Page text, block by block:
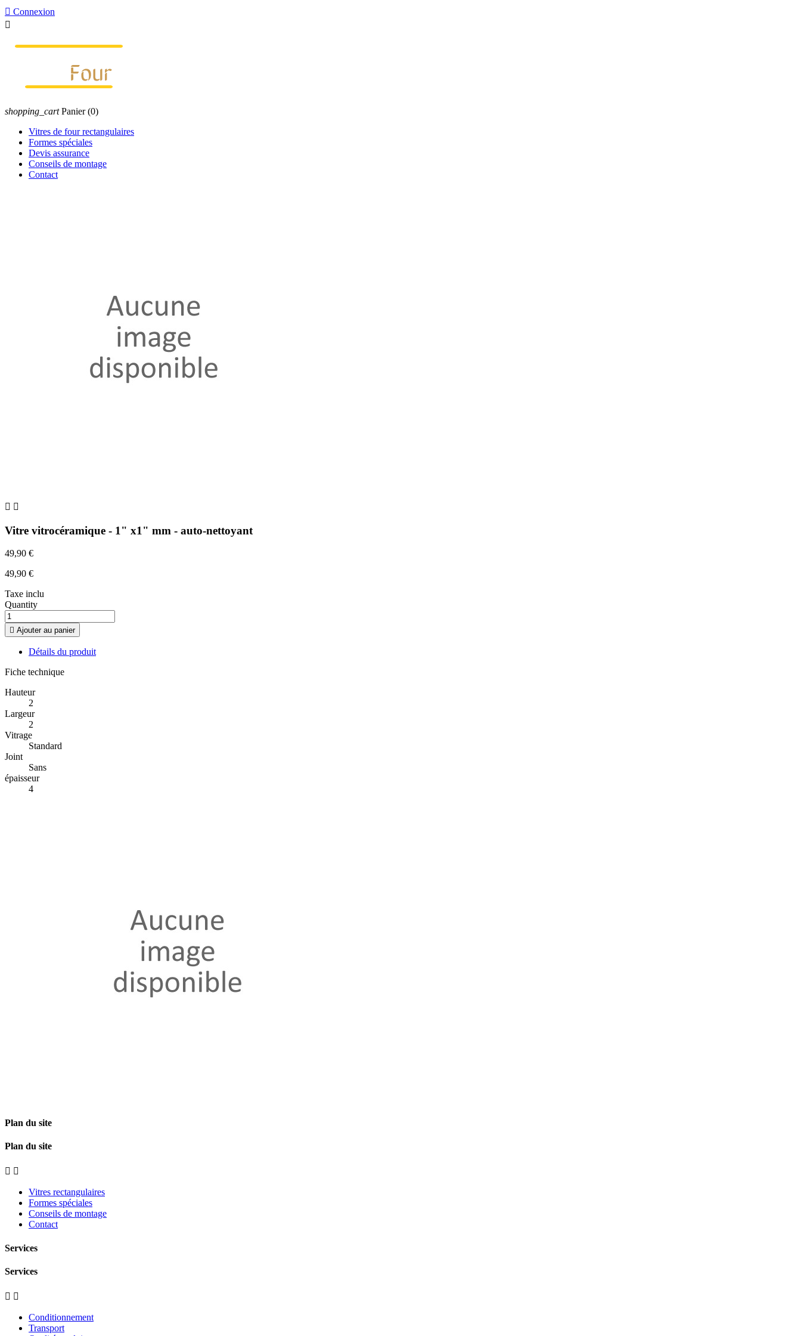
 Connexion

shopping_cart Panier (0)
Vitres de four rectangulaires
Formes spéciales
Devis assurance
Conseils de montage
Contact
 
Vitre vitrocéramique - 1" x1" mm - auto-nettoyant
49,90 €
49,90 €
Taxe inclu
Quantity
 Ajouter au panier
Détails du produit
Fiche technique
Hauteur
2
Largeur
2
Vitrage
Standard
Joint
Sans
épaisseur
4
Plan du site
Plan du site
 
Vitres rectangulaires
Formes spéciales
Conseils de montage
Contact
Services
Services
 
Conditionnement
Transport